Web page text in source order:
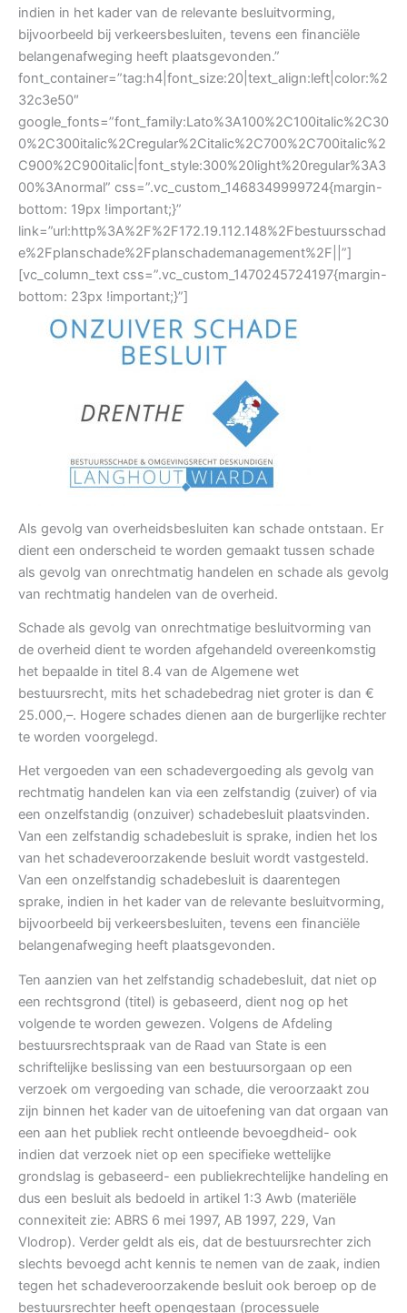
indien in het kader van de relevante besluitvorming,
bijvoorbeeld bij verkeersbesluiten, tevens een financiële
belangenafweging heeft plaatsgevonden.”
font_container=”tag:h4|font_size:20|text_align:left|color:%2
32c3e50″
google_fonts=”font_family:Lato%3A100%2C100italic%2C30
0%2C300italic%2Cregular%2Citalic%2C700%2C700italic%2
C900%2C900italic|font_style:300%20light%20regular%3A3
00%3Anormal” css=”.vc_custom_1468349999724{margin-
bottom: 19px !important;}”
link=”url:http%3A%2F%2F172.19.112.148%2Fbestuursschad
e%2Fplanschade%2Fplanschademanagement%2F||”]
[vc_column_text css=”.vc_custom_1470245724197{margin-
bottom: 23px !important;}”]
Als gevolg van overheidsbesluiten kan schade ontstaan. Er
dient een onderscheid te worden gemaakt tussen schade
als gevolg van onrechtmatig handelen en schade als gevolg
van rechtmatig handelen van de overheid.
Schade als gevolg van onrechtmatige besluitvorming van
de overheid dient te worden afgehandeld overeenkomstig
het bepaalde in titel 8.4 van de Algemene wet
bestuursrecht, mits het schadebedrag niet groter is dan €
25.000,–. Hogere schades dienen aan de burgerlijke rechter
te worden voorgelegd.
Het vergoeden van een schadevergoeding als gevolg van
rechtmatig handelen kan via een zelfstandig (zuiver) of via
een onzelfstandig (onzuiver) schadebesluit plaatsvinden.
Van een zelfstandig schadebesluit is sprake, indien het los
van het schadeveroorzakende besluit wordt vastgesteld.
Van een onzelfstandig schadebesluit is daarentegen
sprake, indien in het kader van de relevante besluitvorming,
bijvoorbeeld bij verkeersbesluiten, tevens een financiële
belangenafweging heeft plaatsgevonden.
Ten aanzien van het zelfstandig schadebesluit, dat niet op
een rechtsgrond (titel) is gebaseerd, dient nog op het
volgende te worden gewezen. Volgens de Afdeling
bestuursrechtspraak van de Raad van State is een
schriftelijke beslissing van een bestuursorgaan op een
verzoek om vergoeding van schade, die veroorzaakt zou
zijn binnen het kader van de uitoefening van dat orgaan van
een aan het publiek recht ontleende bevoegdheid- ook
indien dat verzoek niet op een specifieke wettelijke
grondslag is gebaseerd- een publiekrechtelijke handeling en
dus een besluit als bedoeld in artikel 1:3 Awb (materiële
connexiteit zie: ABRS 6 mei 1997, AB 1997, 229, Van
Vlodrop). Verder geldt als eis, dat de bestuursrechter zich
slechts bevoegd acht kennis te nemen van de zaak, indien
tegen het schadeveroorzakende besluit ook beroep op de
bestuursrechter heeft opengestaan (processuele